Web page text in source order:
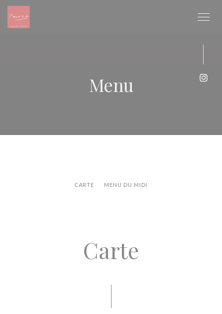
Panel pro správu cookies
Menu
CARTE MENU DU MIDI
Carte